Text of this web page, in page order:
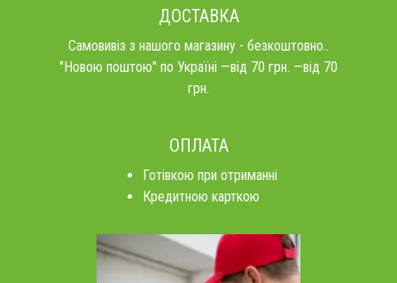
ДОСТАВКА
Самовивіз з нашого магазину - безкоштовно..
"Новою поштою" по Україні —від 70 грн. —від 70
грн.
ОПЛАТА
Готівкою при отриманні
Кредитною карткою